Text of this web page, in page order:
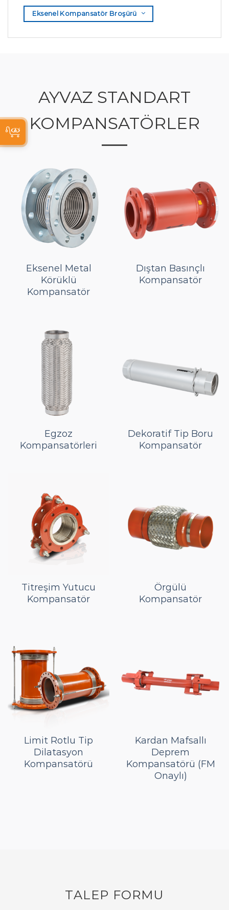
Eksenel Kompansatör Broşürü
AYVAZ STANDART
KOMPANSATÖRLER
Eksenel Metal
Körüklü
Kompansatör
Dıştan Basınçlı
Kompansatör
Egzoz
Kompansatörleri
Dekoratif Tip Boru
Kompansatör
Titreşim Yutucu
Kompansatör
Örgülü
Kompansatör
Limit Rotlu Tip
Dilatasyon
Kompansatörü
Kardan Mafsallı
Deprem
Kompansatörü (FM
Onaylı)
TALEP FORMU